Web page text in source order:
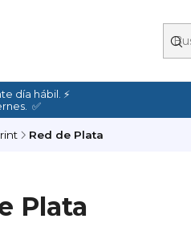
día hábil. ⚡
✅
Red de Plata
Plata